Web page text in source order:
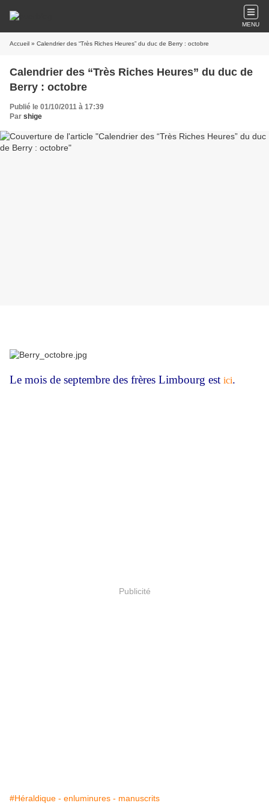
MENU
Accueil » Calendrier des “Très Riches Heures” du duc de Berry : octobre
Calendrier des “Très Riches Heures” du duc de
Berry : octobre
Publié le 01/10/2011 à 17:39
Par shige
Le mois de septembre des frères Limbourg est ici.
Publicité
#Héraldique - enluminures - manuscrits